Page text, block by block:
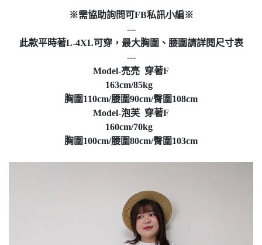
※需協助詢問可FB私訊小編※
---
此款平時著L-4XL可穿，最大胸圍、腰圍請詳閱尺寸表
---
Model-亮亮 穿著F
163cm/85kg
胸圍110cm/腰圍90cm/臀圍108cm
Model-泡芙 穿著F
160cm/70kg
胸圍100cm/腰圍80cm/臀圍103cm